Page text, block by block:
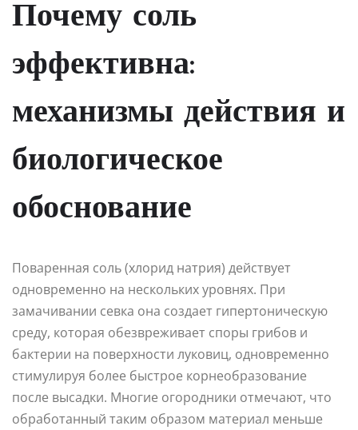
Почему соль
эффективна:
механизмы действия и
биологическое
обоснование
Поваренная соль (хлорид натрия) действует
одновременно на нескольких уровнях. При
замачивании севка она создает гипертоническую
среду, которая обезвреживает споры грибов и
бактерии на поверхности луковиц, одновременно
стимулируя более быстрое корнеобразование
после высадки. Многие огородники отмечают, что
обработанный таким образом материал меньше